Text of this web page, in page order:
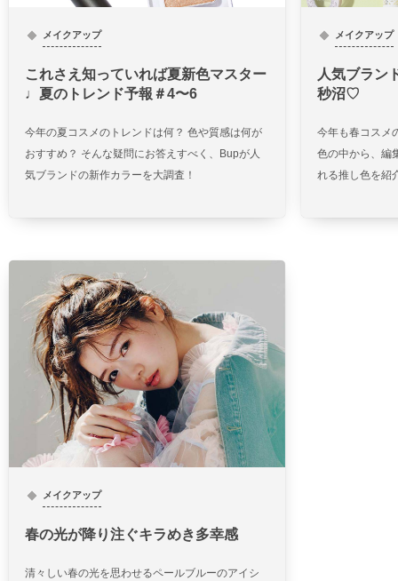
メイクアップ
これさえ知っていれば夏新色マスター
♩夏のトレンド予報＃4〜6
今年の夏コスメのトレンドは何？ 色や質感は何が
おすすめ？ そんな疑問にお答えすべく、Bupが人
気ブランドの新作カラーを大調査！
メイクアップ
人気ブラン
秒沼♡
今年も春コス
色の中から、編
れる推し色を紹
メイクアップ
春の光が降り注ぐキラめき多幸感
清々しい春の光を思わせるペールブルーのアイシ